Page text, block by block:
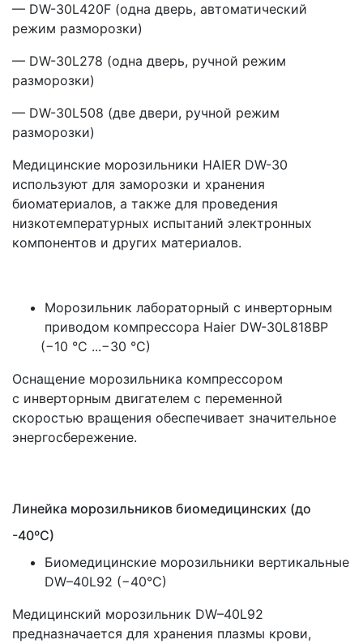
— DW-30L420F (одна дверь, автоматический
режим разморозки)
— DW-30L278 (одна дверь, ручной режим
разморозки)
— DW-30L508 (две двери, ручной режим
разморозки)
Медицинские морозильники HAIER DW-30
используют для заморозки и хранения
биоматериалов, а также для проведения
низкотемпературных испытаний электронных
компонентов и других материалов.
Морозильник лабораторный с инверторным
приводом компрессора Haier DW-30L818BP
(−10 °C ...−30 °C)
Оснащение морозильника компрессором
с инверторным двигателем с переменной
скоростью вращения обеспечивает значительное
энергосбережение.
Линейка морозильников биомедицинских (до
-40ºС)
Биомедицинские морозильники вертикальные
DW–40L92 (−40°C)
Медицинский морозильник DW–40L92
предназначается для хранения плазмы крови,